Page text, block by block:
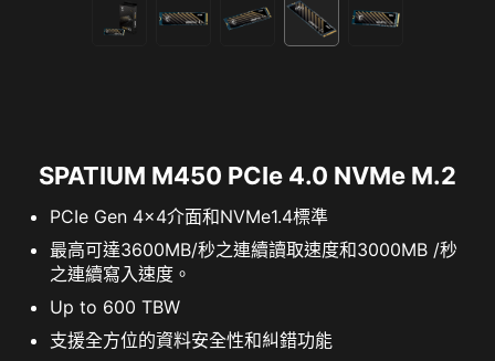
SPATIUM M450 PCIe 4.0 NVMe M.2
PCIe Gen 4x4介面和NVMe1.4標準
最高可達3600MB/秒之連續讀取速度和3000MB /秒
之連續寫入速度。
Up to 600 TBW
支援全方位的資料安全性和糾錯功能